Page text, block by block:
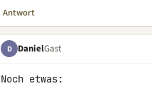
Antwort
D DanielGast
Noch etwas: